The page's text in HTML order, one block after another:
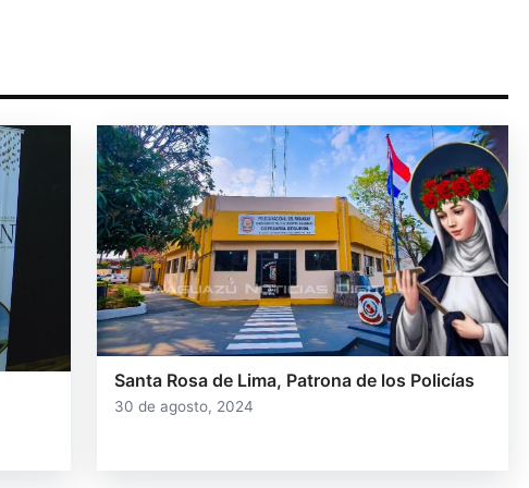
Santa Rosa de Lima, Patrona de los Policías
30 de agosto, 2024